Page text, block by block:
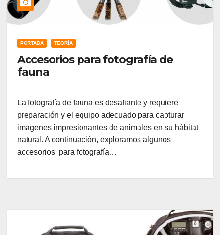
PORTADA TEORÍA
Accesorios para fotografía de
fauna
La fotografía de fauna es desafiante y requiere
preparación y el equipo adecuado para capturar
imágenes impresionantes de animales en su hábitat
natural. A continuación, exploramos algunos
accesorios para fotografía…